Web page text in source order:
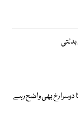
رخ بھی واضح رہے